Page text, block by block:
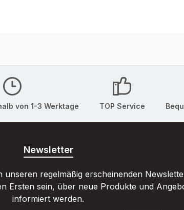
von 1-3 Werktage TOP Service
Newsletter
unseren regelmäßig erscheinenden
Ersten sein, über neue Produkte und
informiert werden.